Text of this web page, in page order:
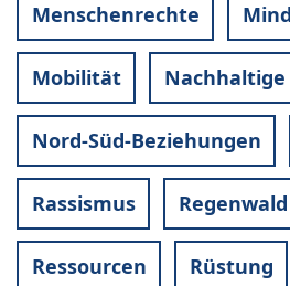
Menschenrechte
Mobilität
Nord-Süd-Beziehungen
Rassismus Regenwald
Ressourcen Rüstung